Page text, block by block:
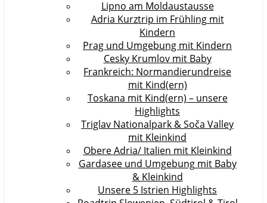
Lipno am Moldaustausse
Adria Kurztrip im Frühling mit
Kindern
Prag und Umgebung mit Kindern
Cesky Krumlov mit Baby
Frankreich: Normandierundreise
mit Kind(ern)
Toskana mit Kind(ern) – unsere
Highlights
Triglav Nationalpark & Soča Valley
mit Kleinkind
Obere Adria/ Italien mit Kleinkind
Gardasee und Umgebung mit Baby
& Kleinkind
Unsere 5 Istrien Highlights